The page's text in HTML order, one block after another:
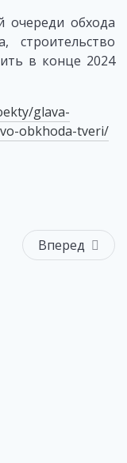
очереди обхода
в конце 2024
glava-
obkhoda-tveri/
Вперед